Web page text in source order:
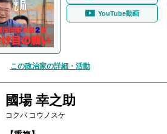
YouTube動画
この政治家の詳細・活動
國場 幸之助
コクバ コウノスケ